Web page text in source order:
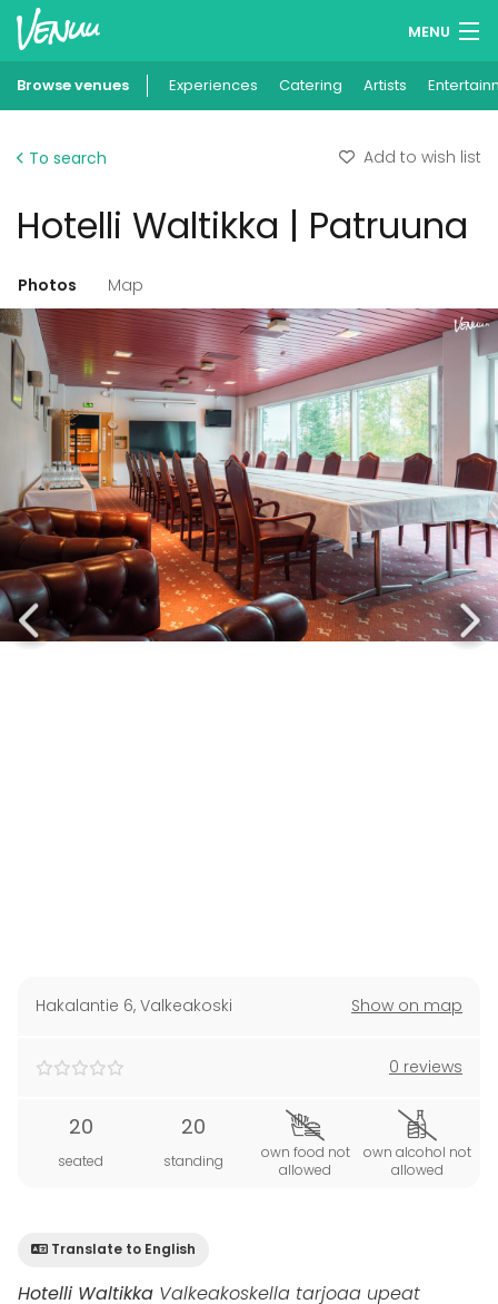
MENU
Wish lists
Add your venue
Browse venues Experiences Catering Artists
To search Add to wish list
Hotelli Waltikka | Patruuna
Photos Map
Hakalantie 6, Valkeakoski Show on map
0 reviews
20
seated
20
standing
own food not
allowed
own alcohol not
allowed
Translate to English
Hotelli Waltikka Valkeakoskella tarjoaa upeat